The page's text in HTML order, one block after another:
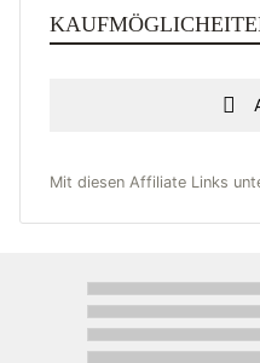
Mit diesen Affiliate Links